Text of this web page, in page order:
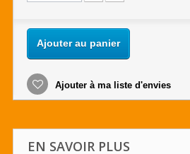
Ajouter au panier
Ajouter à ma liste d'envies
EN SAVOIR PLUS